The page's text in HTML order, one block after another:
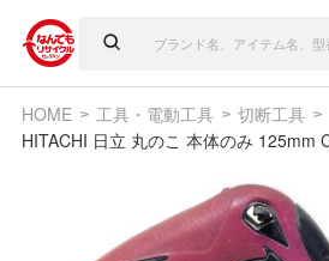
HOME 工具・電動工具
切断工具
HITACHI 日立 丸のこ 本体のみ 125mm